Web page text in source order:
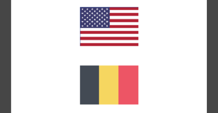
TROP GRAND